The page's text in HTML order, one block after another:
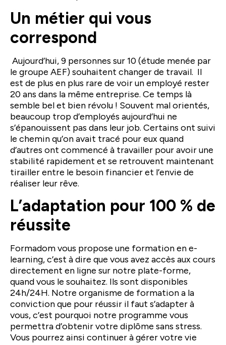
Un métier qui vous
correspond
Aujourd’hui, 9 personnes sur 10 (étude menée par
le groupe AEF) souhaitent changer de travail. Il
est de plus en plus rare de voir un employé rester
20 ans dans la même entreprise. Ce temps là
semble bel et bien révolu ! Souvent mal orientés,
beaucoup trop d’employés aujourd’hui ne
s’épanouissent pas dans leur job. Certains ont suivi
le chemin qu’on avait tracé pour eux quand
d’autres ont commencé à travailler pour avoir une
stabilité rapidement et se retrouvent maintenant
tirailler entre le besoin financier et l’envie de
réaliser leur rêve.
L’adaptation pour 100 % de
réussite
Formadom vous propose une formation en e-
learning, c’est à dire que vous avez accès aux cours
directement en ligne sur notre plate-forme,
quand vous le souhaitez. Ils sont disponibles
24h/24H. Notre organisme de formation a la
conviction que pour réussir il faut s’adapter à
vous, c’est pourquoi notre programme vous
permettra d’obtenir votre diplôme sans stress.
Vous pourrez ainsi continuer à gérer votre vie